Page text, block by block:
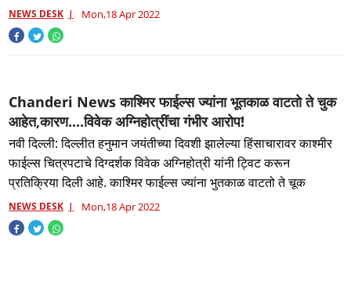
NEWS DESK Mon,18 Apr 2022
Chanderi News काश्मिर फाईल्स ज्यांना भूतकाळ वाटतो ते चुक
आहेत,कारण....विवेक अग्निहोत्रींचा गंभीर आरोप!
नवी दिल्ली: दिल्लीत हनुमान जयंतीच्या दिवशी झालेल्या हिंसाचारावर काश्मीर
फाईल्स चित्रपटाचे दिग्दर्शक विवेक अग्निहोत्री यांनी ट्विट करून
प्रतिक्रिया दिली आहे. काश्मिर फाईल्स ज्यांना भुतकाळ वाटतो ते चूक
NEWS DESK Mon,18 Apr 2022